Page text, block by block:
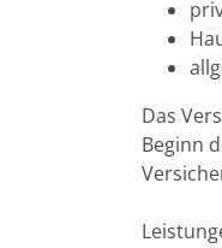
Das
Beginn